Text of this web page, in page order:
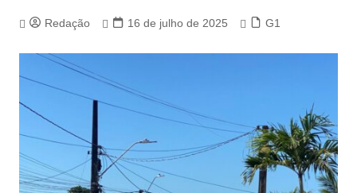
Redação 16 de julho de 2025 G1